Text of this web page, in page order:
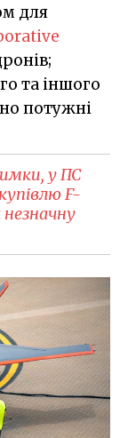
для
та іншого
потужні
у ПС
F-